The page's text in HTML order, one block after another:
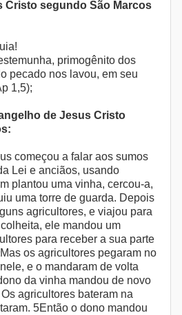
Cristo segundo São Marcos
primogênito dos
pecado nos lavou, em seu
1,5);
de Jesus Cristo
começou a falar aos sumos
Lei e anciãos, usando
plantou uma vinha, cercou-a,
uma torre de guarda. Depois
agricultores, e viajou para
ele mandou um
para receber a sua parte
os agricultores pegaram no
e o mandaram de volta
da vinha mandou de novo
agricultores bateram na
5Então o dono mandou